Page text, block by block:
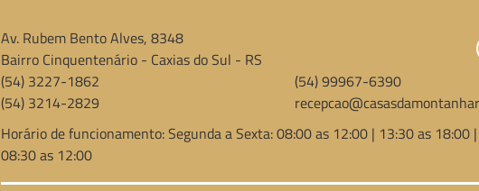
Av. Rubem Bento Alves, 8348
Bairro Cinquentenário - Caxias do Sul - RS
(54) 3227-1862
(54) 3214-2829
(54) 99967-6390
Horário de funcionamento: Segunda a Sexta: 08:00 as 12:00 | 13:30 as 18:00 |
08:30 as 12:00